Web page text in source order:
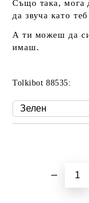
Също така, мога
да звуча като
А ти можеш да
имаш.
Tolkibot 88535: